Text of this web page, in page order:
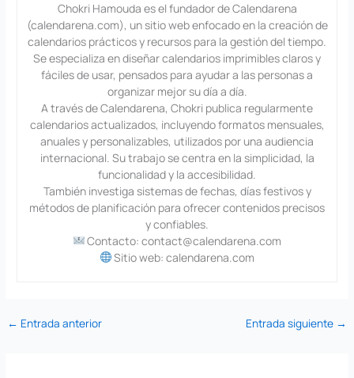
Chokri Hamouda es el fundador de Calendarena
(calendarena.com), un sitio web enfocado en la creación de
calendarios prácticos y recursos para la gestión del tiempo.
Se especializa en diseñar calendarios imprimibles claros y
fáciles de usar, pensados para ayudar a las personas a
organizar mejor su día a día.
A través de Calendarena, Chokri publica regularmente
calendarios actualizados, incluyendo formatos mensuales,
anuales y personalizables, utilizados por una audiencia
internacional. Su trabajo se centra en la simplicidad, la
funcionalidad y la accesibilidad.
También investiga sistemas de fechas, días festivos y
métodos de planificación para ofrecer contenidos precisos
y confiables.
Contacto: contact@calendarena.com
Sitio web: calendarena.com
← Entrada anterior Entrada siguiente →